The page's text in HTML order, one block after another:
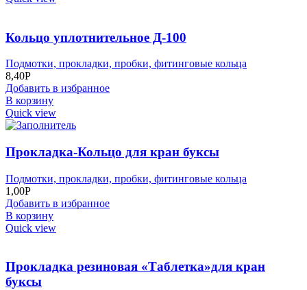
Кольцо уплотнительное Д-100
Подмотки, прокладки, пробки, фитинговые кольца
8,40Р
Добавить в избранное
В корзину
Quick view
Прокладка-Кольцо для кран буксы
Подмотки, прокладки, пробки, фитинговые кольца
1,00Р
Добавить в избранное
В корзину
Quick view
Прокладка резиновая «Таблетка»для кран
буксы